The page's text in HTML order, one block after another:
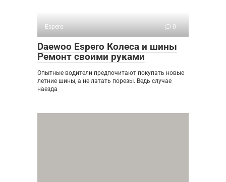
Espero 0
Daewoo Espero Колеса и шины
Ремонт своими руками
Опытные водители предпочитают покупать новые
летние шины, а не латать порезы. Ведь случае
наезда